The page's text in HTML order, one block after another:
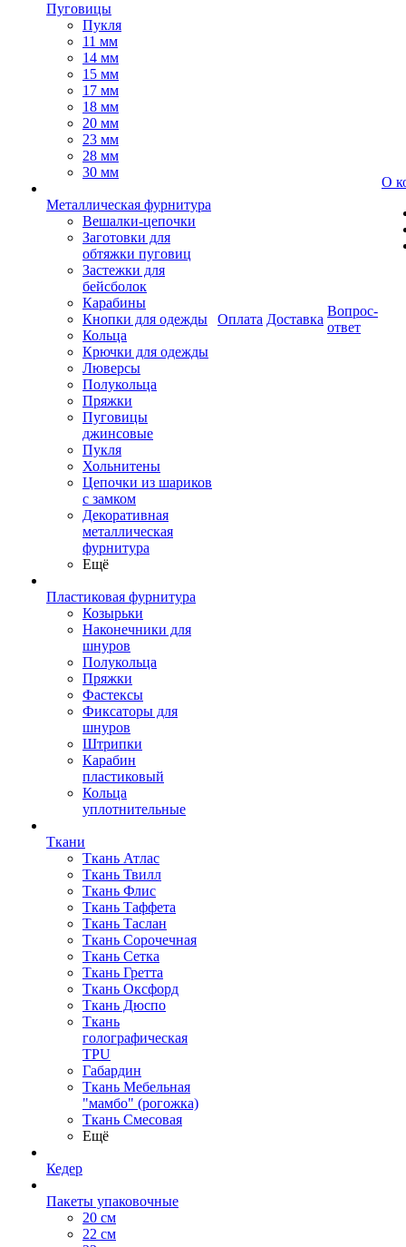
Пуговицы
Пукля
11 мм
14 мм
15 мм
17 мм
18 мм
20 мм
23 мм
28 мм
30 мм
Металлическая фурнитура
Вешалки-цепочки
Заготовки для
обтяжки пуговиц
Застежки для
бейсболок
Карабины
Кнопки для одежды
Кольца
Крючки для одежды
Люверсы
Полукольца
Пряжки
Пуговицы
джинсовые
Пукля
Хольнитены
Цепочки из шариков
с замком
Декоративная
металлическая
фурнитура
Ещё
Пластиковая фурнитура
Козырьки
Наконечники для
шнуров
Полукольца
Пряжки
Фастексы
Фиксаторы для
шнуров
Штрипки
Карабин
пластиковый
Кольца
уплотнительные
Ткани
Ткань Атлас
Ткань Твилл
Ткань Флис
Ткань Таффета
Ткань Таслан
Ткань Сорочечная
Ткань Сетка
Ткань Гретта
Ткань Оксфорд
Ткань Дюспо
Ткань
голографическая
TPU
Габардин
Ткань Мебельная
"мамбо" (рогожка)
Ткань Смесовая
Ещё
Кедер
Пакеты упаковочные
20 см
22 см
Оплата Доставка
Вопрос-
ответ
О